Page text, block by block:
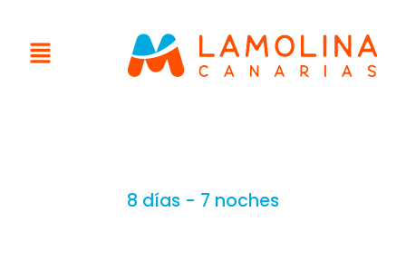
8 días - 7 noches